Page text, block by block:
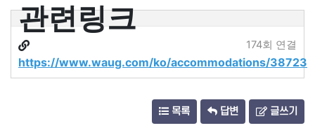
관련링크
https://www.waug.com/ko/accommodations/38723
174회 연결
목록 답변 글쓰기